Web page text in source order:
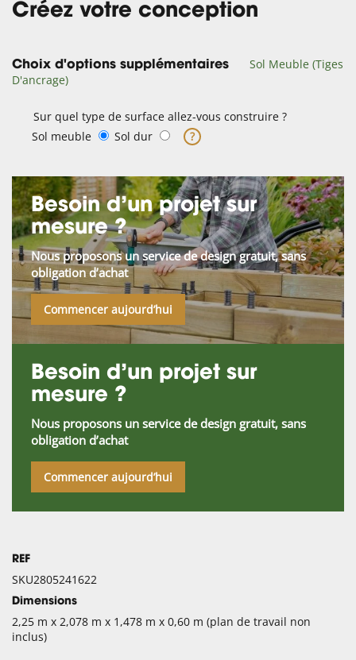
Créez votre conception
Choix d'options supplémentaires
Sol Meuble (Tiges
D'ancrage)
Sur quel type de surface allez-vous construire ?
Sol meuble
Sol dur ?
Besoin d’un projet sur
mesure ?
Nous proposons un service de design gratuit, sans
obligation d’achat
Commencer aujourd’hui
Besoin d’un projet sur
mesure ?
Nous proposons un service de design gratuit, sans
obligation d’achat
Commencer aujourd’hui
REF
SKU2805241622
Dimensions
2,25 m x 2,078 m x 1,478 m x 0,60 m (plan de travail non
inclus)